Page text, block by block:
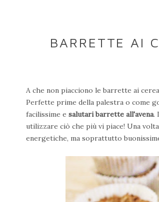
BARRETTE AI
A che non piacciono le barrette ai
Perfette prime della palestra o come
facilissime e salutari barrette all'avena.
utilizzare ciò che più vi piace! Una
energetiche, ma soprattutto